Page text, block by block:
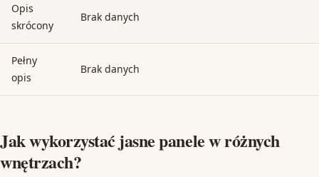
Opis
skrócony
Brak danych
Pełny
opis
Brak danych
Jak wykorzystać jasne panele w różnych
wnętrzach?